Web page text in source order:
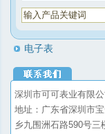
电子表
深圳市可可表业有限公
地址：广东省深圳市
乡九围洲石路590号三